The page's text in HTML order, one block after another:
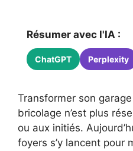
Résumer avec l'IA :
ChatGPT Perplexity
Transformer son
bricolage n’est plus
ou aux initiés.
foyers s’y lancent pour